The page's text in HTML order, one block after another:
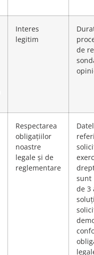
Interes
legitim
de
Respectarea
obligațiilor
noastre
legale și de
reglementare
sunt
de 3